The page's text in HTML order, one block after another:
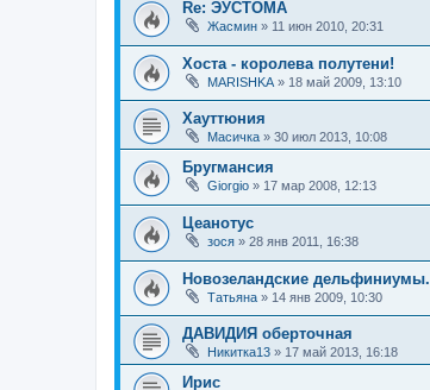
Re: ЭУСТОМА
Жасмин » 11 июн 2010, 20:31
Хоста - королева полутени!
MARISHKA » 18 май 2009, 13:10
Хауттюния
Масичка » 30 июл 2013, 10:08
Бругмансия
Giorgio » 17 мар 2008, 12:13
Цеанотус
зося » 28 янв 2011, 16:38
Новозеландские дельфиниумы.
Татьяна » 14 янв 2009, 10:30
ДАВИДИЯ оберточная
Никитка13 » 17 май 2013, 16:18
Ирис